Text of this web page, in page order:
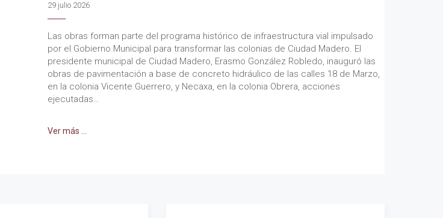
29 julio 2026
Las obras forman parte del programa histórico de infraestructura vial impulsado
por el Gobierno Municipal para transformar las colonias de Ciudad Madero. El
presidente municipal de Ciudad Madero, Erasmo González Robledo, inauguró las
obras de pavimentación a base de concreto hidráulico de las calles 18 de Marzo,
en la colonia Vicente Guerrero, y Necaxa, en la colonia Obrera, acciones
ejecutadas…
Ver más ...